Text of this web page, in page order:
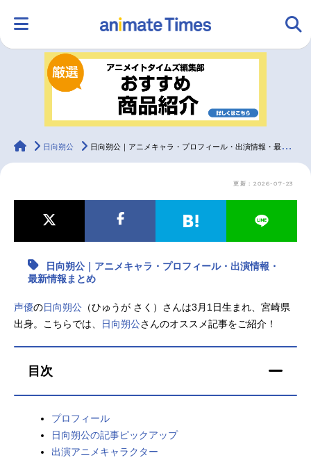
ランキング アニメ
ラジオ グッズ
最新記事一覧
アニメ記事一覧 声優記事一覧
今期アニメ曜日別一覧
春アニメ 夏アニメ
秋アニメ
男性声優/女性声優一覧
animateTimes
日向朔公 日向朔公｜アニメキャラ・プロフィール・出演情報・最新情報まとめ
更新：2026-07-23
日向朔公｜アニメキャラ・プロフィール・出演情報・
最新情報まとめ
声優の日向朔公 （ひゅうが さく）さんは3月1日生まれ、宮崎県
出身。こちらでは、
日向朔公さんのオススメ記事をご紹介！
目次
プロフィール
日向朔公の記事ピックアップ
出演アニメキャラクター